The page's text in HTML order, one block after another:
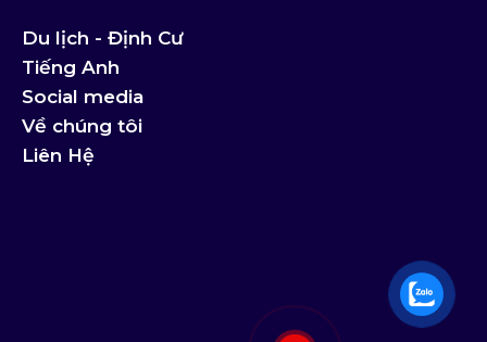
Du lịch - Định Cư
Tiếng Anh
Social media
Về chúng tôi
Liên Hệ